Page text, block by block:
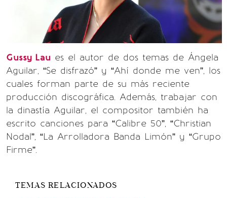
Gussy Lau es el autor de dos temas de Ángela
Aguilar, “Se disfrazó” y “Ahí donde me ven”, los
cuales forman parte de su más reciente
producción discográfica. Además, trabajar con
la dinastía Aguilar, el compositor también ha
escrito canciones para “Calibre 50”, “Christian
Nodal”, “La Arrolladora Banda Limón” y “Grupo
Firme”.
TEMAS RELACIONADOS